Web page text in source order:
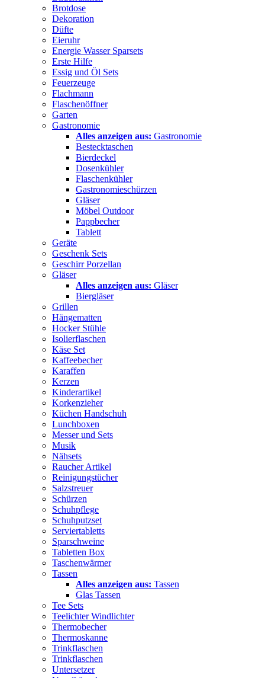
Brotdose
Dekoration
Düfte
Eieruhr
Energie Wasser Sparsets
Erste Hilfe
Essig und Öl Sets
Feuerzeuge
Flachmann
Flaschenöffner
Garten
Gastronomie
Alles anzeigen aus: Gastronomie
Bestecktaschen
Bierdeckel
Dosenkühler
Flaschenkühler
Gastronomieschürzen
Gläser
Möbel Outdoor
Pappbecher
Tablett
Geräte
Geschenk Sets
Geschirr Porzellan
Gläser
Alles anzeigen aus: Gläser
Biergläser
Grillen
Hängematten
Hocker Stühle
Isolierflaschen
Käse Set
Kaffeebecher
Karaffen
Kerzen
Kinderartikel
Korkenzieher
Küchen Handschuh
Lunchboxen
Messer und Sets
Musik
Nähsets
Raucher Artikel
Reinigungstücher
Salzstreuer
Schürzen
Schuhpflege
Schuhputzset
Serviertabletts
Sparschweine
Tabletten Box
Taschenwärmer
Tassen
Alles anzeigen aus: Tassen
Glas Tassen
Tee Sets
Teelichter Windlichter
Thermobecher
Thermoskanne
Trinkflaschen
Trinkflaschen
Untersetzer